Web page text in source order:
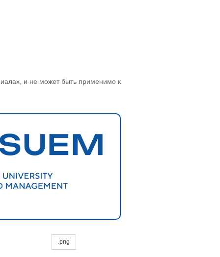
и не может быть применимо к
.png